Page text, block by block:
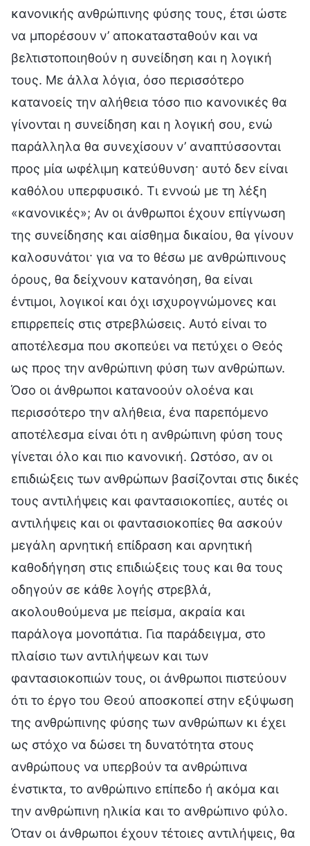
κανονικής ανθρώπινης φύσης τους, έτσι ώστε
να μπορέσουν ν’ αποκατασταθούν και να
βελτιστοποιηθούν η συνείδηση και η λογική
τους. Με άλλα λόγια, όσο περισσότερο
κατανοείς την αλήθεια τόσο πιο κανονικές θα
γίνονται η συνείδηση και η λογική σου, ενώ
παράλληλα θα συνεχίσουν ν’ αναπτύσσονται
προς μία ωφέλιμη κατεύθυνση· αυτό δεν είναι
καθόλου υπερφυσικό. Τι εννοώ με τη λέξη
«κανονικές»; Αν οι άνθρωποι έχουν επίγνωση
της συνείδησης και αίσθημα δικαίου, θα γίνουν
καλοσυνάτοι· για να το θέσω με ανθρώπινους
όρους, θα δείχνουν κατανόηση, θα είναι
έντιμοι, λογικοί και όχι ισχυρογνώμονες και
επιρρεπείς στις στρεβλώσεις. Αυτό είναι το
αποτέλεσμα που σκοπεύει να πετύχει ο Θεός
ως προς την ανθρώπινη φύση των ανθρώπων.
Όσο οι άνθρωποι κατανοούν ολοένα και
περισσότερο την αλήθεια, ένα παρεπόμενο
αποτέλεσμα είναι ότι η ανθρώπινη φύση τους
γίνεται όλο και πιο κανονική. Ωστόσο, αν οι
επιδιώξεις των ανθρώπων βασίζονται στις δικές
τους αντιλήψεις και φαντασιοκοπίες, αυτές οι
αντιλήψεις και οι φαντασιοκοπίες θα ασκούν
μεγάλη αρνητική επίδραση και αρνητική
καθοδήγηση στις επιδιώξεις τους και θα τους
οδηγούν σε κάθε λογής στρεβλά,
ακολουθούμενα με πείσμα, ακραία και
παράλογα μονοπάτια. Για παράδειγμα, στο
πλαίσιο των αντιλήψεων και των
φαντασιοκοπιών τους, οι άνθρωποι πιστεύουν
ότι το έργο του Θεού αποσκοπεί στην εξύψωση
της ανθρώπινης φύσης των ανθρώπων κι έχει
ως στόχο να δώσει τη δυνατότητα στους
ανθρώπους να υπερβούν τα ανθρώπινα
ένστικτα, το ανθρώπινο επίπεδο ή ακόμα και
την ανθρώπινη ηλικία και το ανθρώπινο φύλο.
Όταν οι άνθρωποι έχουν τέτοιες αντιλήψεις, θα